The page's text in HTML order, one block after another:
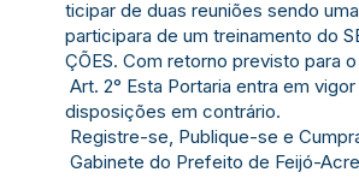
ticipar de duas reuniões sendo
participara de um treinamento do
ÇÕES. Com retorno previsto para
Art. 2° Esta Portaria entra em
disposições em contrário.
Registre-se, Publique-se e
Gabinete do Prefeito de Feijó-